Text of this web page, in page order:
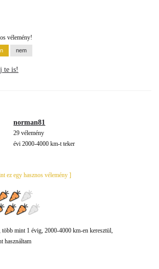
vélemény!
te is!
norman81
29 vélemény
évi 2000-4000 km-t teker
ez egy hasznos vélemény ]
mint 1 évig, 2000-4000 km-en keresztül,
használtam